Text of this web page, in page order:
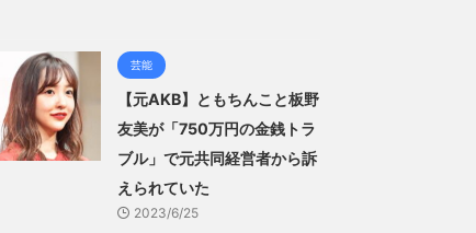
芸能
【元AKB】ともちんこと板野
友美が「750万円の金銭トラ
ブル」で元共同経営者から訴
えられていた
2023/6/25